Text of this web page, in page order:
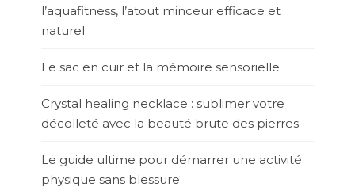
l’aquafitness, l’atout minceur efficace et
naturel
Le sac en cuir et la mémoire sensorielle
Crystal healing necklace : sublimer votre
décolleté avec la beauté brute des pierres
Le guide ultime pour démarrer une activité
physique sans blessure